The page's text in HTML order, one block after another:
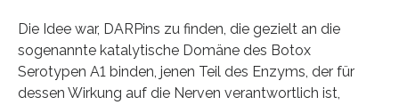
Die Idee war, DARPins zu finden, die gezielt an die
sogenannte katalytische Domäne des Botox
Serotypen A1 binden, jenen Teil des Enzyms, der für
dessen Wirkung auf die Nerven verantwortlich ist,